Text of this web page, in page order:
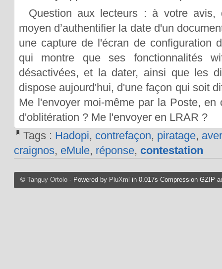
Question aux lecteurs : à votre avis,
moyen d’authentifier la date d'un
une capture de l'écran de configuration
qui montre que ses fonctionnalités
désactivées, et la dater, ainsi que les
dispose aujourd'hui, d'une façon qui soit
Me l'envoyer moi-même par la Poste, en
d'oblitération ? Me l'envoyer en LRAR ?
Tags : Hadopi, contrefaçon, piratage,
craignos, eMule, réponse, contestation
© Tanguy Ortolo- Powered by PluXml in 0.017s Compression GZIP